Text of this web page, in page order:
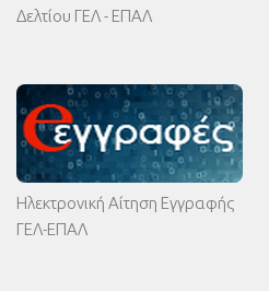
Δελτίου ΓΕΛ - ΕΠΑΛ
Ηλεκτρονική Αίτηση Εγγραφής
ΓΕΛ-ΕΠΑΛ